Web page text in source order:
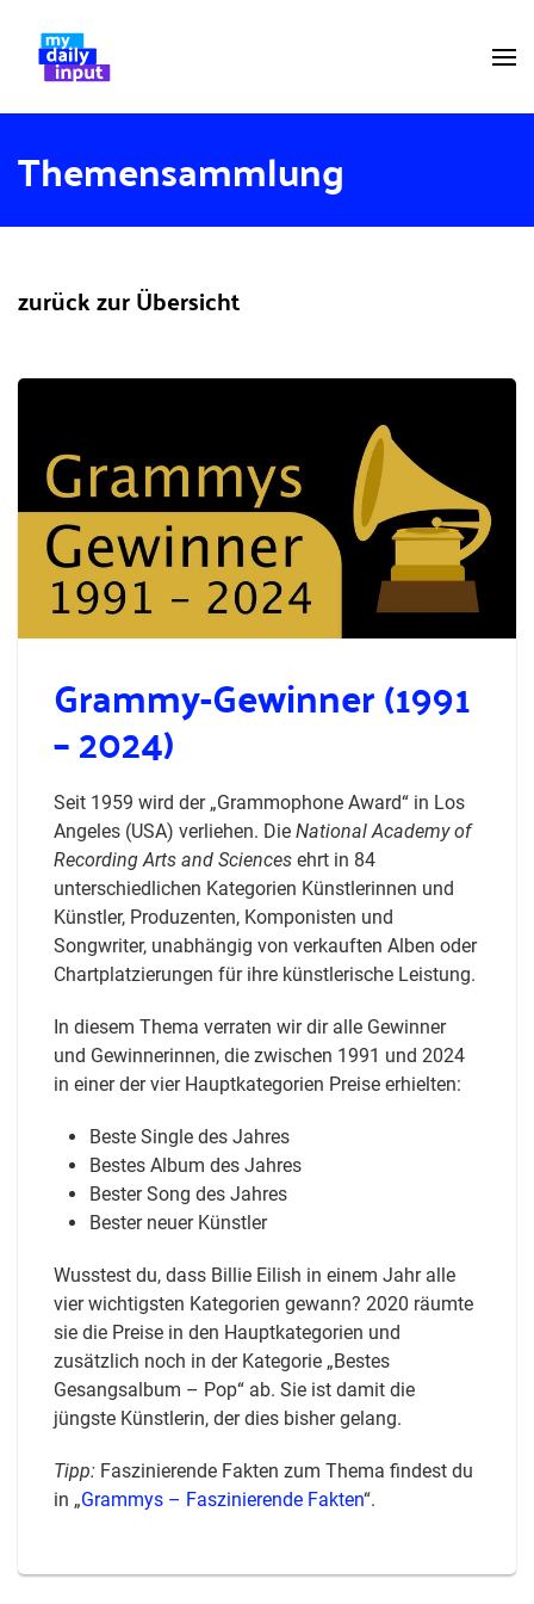
Themensammlung
zurück zur Übersicht
Grammy-Gewinner (1991
– 2024)
Seit 1959 wird der „Grammophone Award“ in Los
Angeles (USA) verliehen. Die National Academy of
Recording Arts and Sciences ehrt in 84
unterschiedlichen Kategorien Künstlerinnen und
Künstler, Produzenten, Komponisten und
Songwriter, unabhängig von verkauften Alben oder
Chartplatzierungen für ihre künstlerische Leistung.
In diesem Thema verraten wir dir alle Gewinner
und Gewinnerinnen, die zwischen 1991 und 2024
in einer der vier Hauptkategorien Preise erhielten:
Beste Single des Jahres
Bestes Album des Jahres
Bester Song des Jahres
Bester neuer Künstler
Wusstest du, dass Billie Eilish in einem Jahr alle
vier wichtigsten Kategorien gewann? 2020 räumte
sie die Preise in den Hauptkategorien und
zusätzlich noch in der Kategorie „Bestes
Gesangsalbum – Pop“ ab. Sie ist damit die
jüngste Künstlerin, der dies bisher gelang.
Tipp: Faszinierende Fakten zum Thema findest du
in „Grammys – Faszinierende Fakten“.